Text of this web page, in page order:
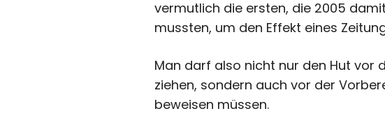
vermutlich die ersten, die 2005
mussten, um den Effekt eines
Man darf also nicht nur den Hut vor
ziehen, sondern auch vor der
beweisen müssen.